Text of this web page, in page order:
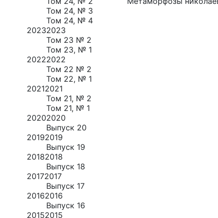
Том 24, № 3
Том 24, № 4
20232023
Том 23 № 2
Том 23, № 1
20222022
Том 22 № 2
Том 22, № 1
20212021
Том 21, № 2
Том 21, № 1
20202020
Выпуск 20
20192019
Выпуск 19
20182018
Выпуск 18
20172017
Выпуск 17
20162016
Выпуск 16
20152015